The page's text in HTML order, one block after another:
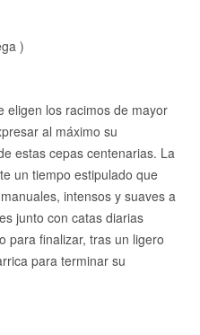
)
eligen los racimos de mayor
al máximo su
estas cepas centenarias. La
un tiempo estipulado que
intensos y suaves a
junto con catas diarias
para finalizar, tras un ligero
para terminar su